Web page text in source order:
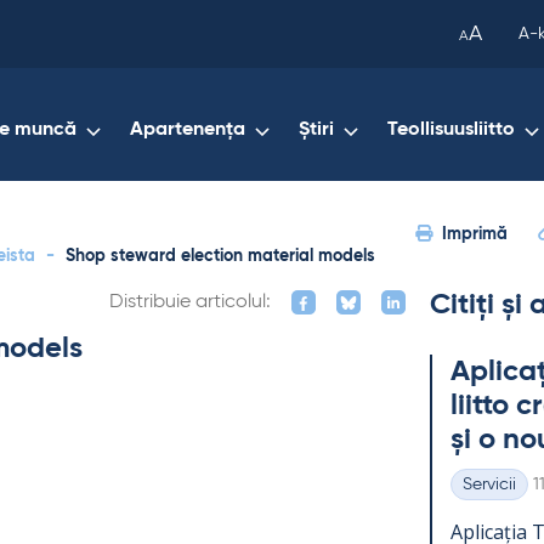
AA A-
muncă Apartenența Știri Teollisuusliitto
- Shop steward election material models
Imprimă
Distribuie articolul: Citiți și
liitto
și o
Categorii
Servicii
Aplicația
your
clipboard.)